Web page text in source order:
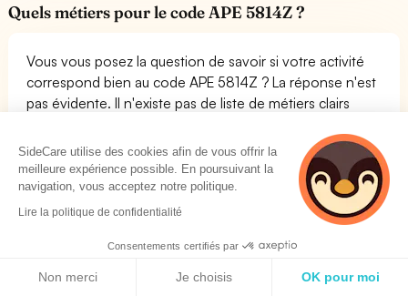
Quels métiers pour le code APE 5814Z ?
Vous vous posez la question de savoir si votre activité
correspond bien au code APE 5814Z ? La réponse n'est
pas évidente. Il n'existe pas de liste de métiers clairs
meilleure option est de prendre une société similaire à la
vôtre et de voir quel est son code d'activité. Si vous
êtes chef d'entreprise en cours de création ou que vous
reprenez une entreprise et que vous désirez connaître si
son code APE ou NAF est bien le 5814Z, contactez
La liste des métiers possibles pour le code APE
SideCare utilise des cookies afin de vous offrir la
meilleure expérience possible. En poursuivant la
navigation, vous acceptez notre politique.
Lire la politique de confidentialité
Consentements certifiés par
Non merci Je choisis OK pour moi